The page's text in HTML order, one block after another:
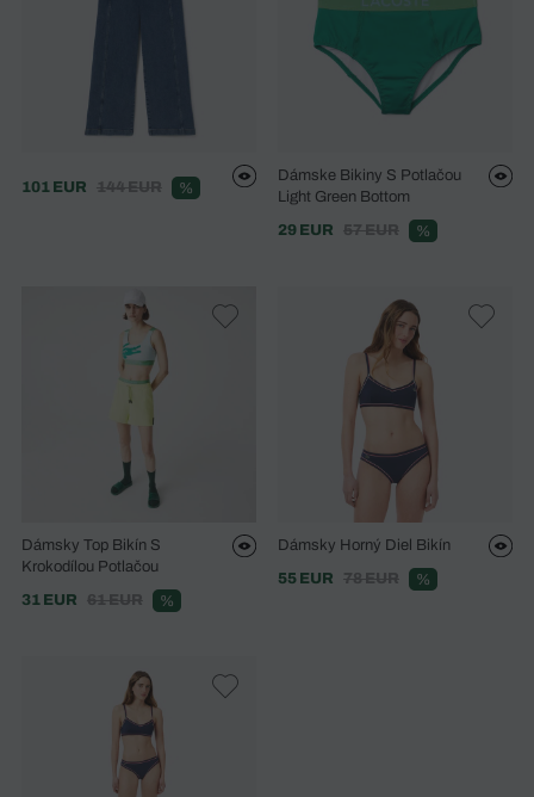
101 EUR 144 EUR %
Dámske Bikiny S Potlačou
Light Green Bottom
29 EUR
57 EUR %
Dámsky Top Bikín S
Krokodílou Potlačou
31 EUR
61 EUR %
Dámsky Horný Diel Bikín
55 EUR
78 EUR %